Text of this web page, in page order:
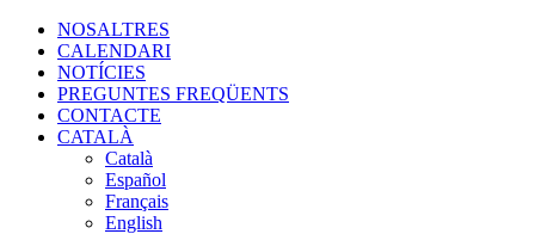
NOSALTRES
CALENDARI
NOTÍCIES
PREGUNTES FREQÜENTS
CONTACTE
CATALÀ
Català
Español
Français
English